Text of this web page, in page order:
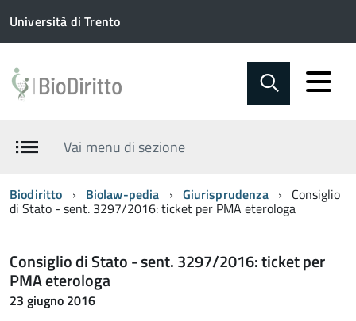
Università di Trento
Vai menu di sezione
Biodiritto Biolaw-pedia Giurisprudenza Consiglio
di Stato - sent. 3297/2016: ticket per PMA eterologa
Consiglio di Stato - sent. 3297/2016: ticket per
PMA eterologa
23 giugno 2016